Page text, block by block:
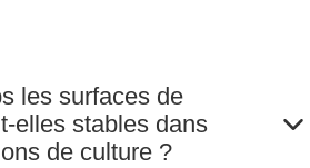
les surfaces de
elles stables dans
de culture ?